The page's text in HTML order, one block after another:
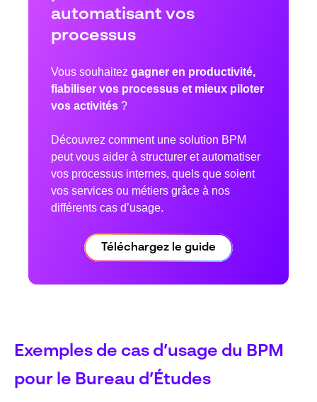
automatisant vos
processus
Vous souhaitez gagner en productivité,
fiabiliser vos processus et mieux piloter
vos activités ?
Découvrez comment une solution BPM
peut vous aider à structurer et automatiser
vos processus internes, quels que soient
vos services ou métiers grâce à nos
différents cas d’usage.
Téléchargez le guide
Exemples de cas d’usage du BPM
pour le Bureau d’Études